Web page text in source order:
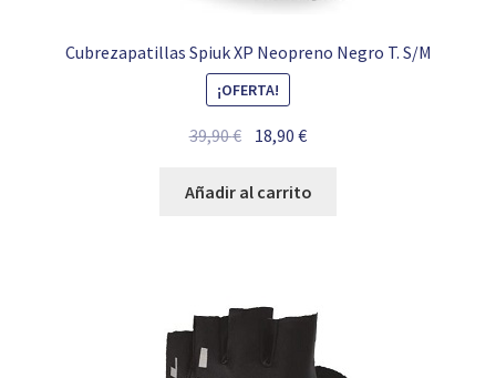
Cubrezapatillas Spiuk XP Neopreno Negro T. S/M
¡OFERTA!
39,90€ El
original
18,90€El
actual
Añadir al carrito